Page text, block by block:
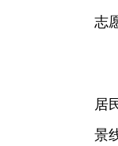
志
居
景